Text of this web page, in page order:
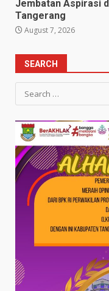
Jembatan Aspirasi
Tangerang
August 7, 2026
SEARCH
Search
for: